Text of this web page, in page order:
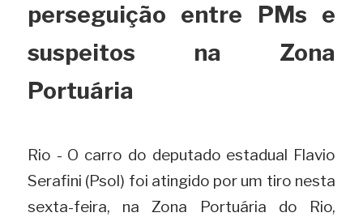
perseguição entre PMs e
suspeitos na Zona
Portuária
Rio - O carro do deputado estadual Flavio
Serafini (Psol) foi atingido por um tiro nesta
sexta-feira, na Zona Portuária do Rio,